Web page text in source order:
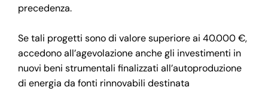
precedenza.
Se tali progetti sono di valore superiore ai 40.000 €,
accedono all’agevolazione anche gli investimenti in
nuovi beni strumentali finalizzati all’autoproduzione
di energia da fonti rinnovabili destinata